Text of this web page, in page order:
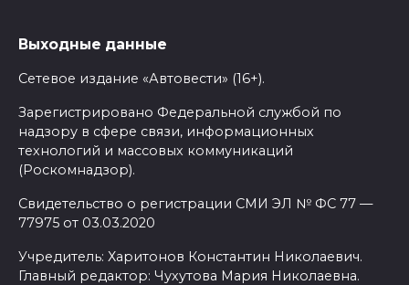
Выходные данные
Сетевое издание «Автовести» (16+).
Зарегистрировано Федеральной службой по
надзору в сфере связи, информационных
технологий и массовых коммуникаций
(Роскомнадзор).
Свидетельство о регистрации СМИ ЭЛ № ФС 77 —
77975 от 03.03.2020
Учредитель: Харитонов Константин Николаевич.
Главный редактор: Чухутова Мария Николаевна.